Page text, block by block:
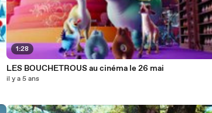
1:28
LES BOUCHETROUS au cinéma le 26 mai
il y a 5 ans